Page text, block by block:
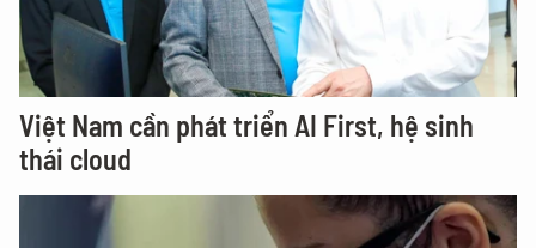
Việt Nam cần phát triển AI First, hệ sinh
thái cloud